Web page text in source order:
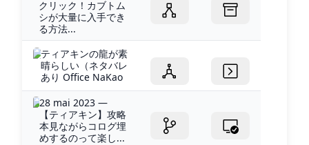
クリック！カブトム
シが大量に入手でき
る方法...
ティアキンの龍が素
晴らしい（ネタバレ
あり Office NaKao
28 mai 2023 —
【ティアキン】攻略
本見ながらコログ埋
めするのって楽し...